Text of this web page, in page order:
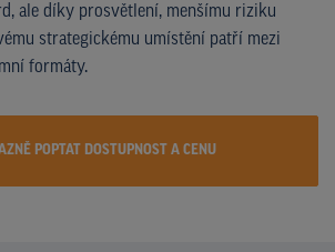
ale díky prosvětlení, menšímu riziku
strategickému umístění patří mezi
formáty.
POPTAT DOSTUPNOST A CENU